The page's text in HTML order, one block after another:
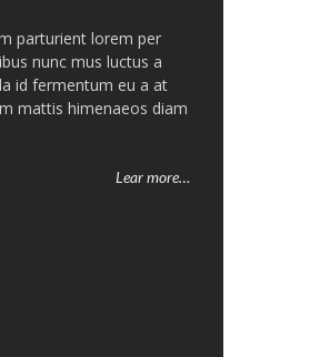
parturient lorem per
nunc mus luctus a
id fermentum eu a at
mattis himenaeos diam
Lear more…